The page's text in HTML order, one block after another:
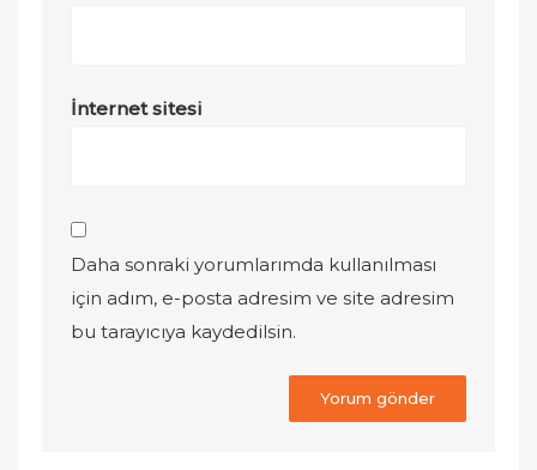
İnternet sitesi
Daha sonraki yorumlarımda kullanılması
için adım, e-posta adresim ve site adresim
bu tarayıcıya kaydedilsin.